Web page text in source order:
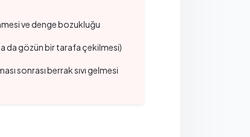
ve denge bozukluğu
da gözün bir tarafa çekilmesi)
sonrası berrak sıvı gelmesi